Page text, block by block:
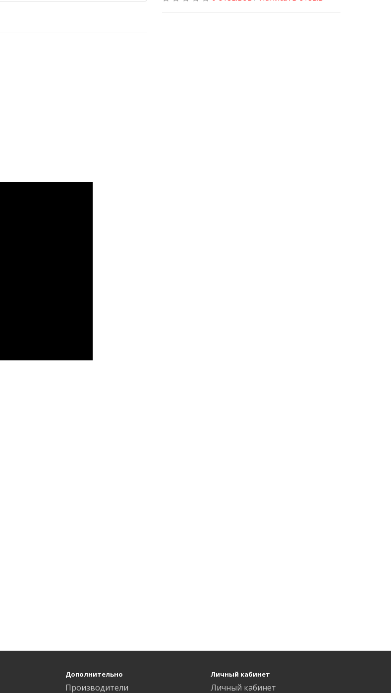
Дополнительно
Производители
Личный кабинет
Личный кабинет